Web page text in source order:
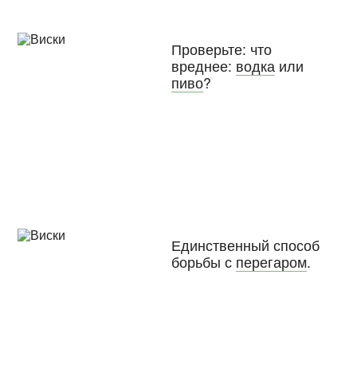
Проверьте: что
вреднее: водкаили
пиво?
Единственный способ
борьбы с перегаром.